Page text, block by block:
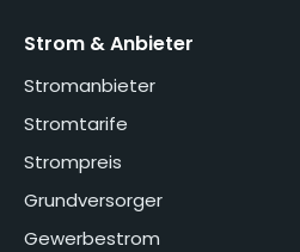
Strom & Anbieter
Stromanbieter
Stromtarife
Strompreis
Grundversorger
Gewerbestrom